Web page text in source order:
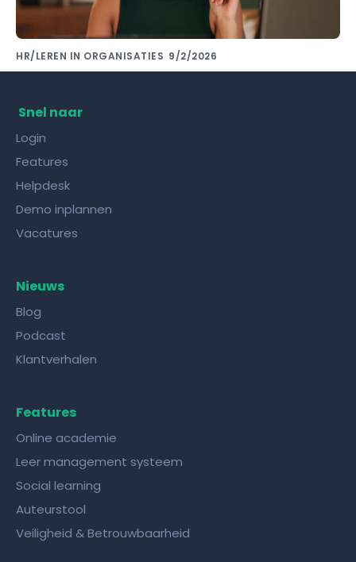
HR/LEREN IN ORGANISATIES 9/2/2026
Snel naar
Login
Features
Helpdesk
Demo inplannen
Vacatures
Nieuws
Blog
Podcast
Klantverhalen
Features
Online academie
Leer management systeem
Social learning
Auteurstool
Veiligheid & Betrouwbaarheid